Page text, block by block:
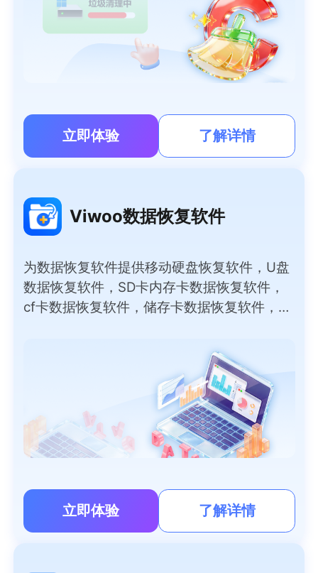
件、清理聊天隐私，提高系统性能，让电脑时
刻保持流畅如新。
立即体验 了解详情
Viwoo数据恢复软件
为数据恢复软件提供移动硬盘恢复软件，U盘
数据恢复软件，SD卡内存卡数据恢复软件，
cf卡数据恢复软件，储存卡数据恢复软件，外
立即体验 了解详情